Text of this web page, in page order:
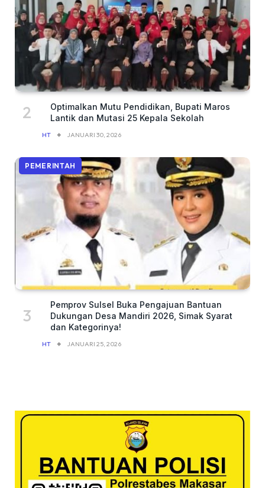
Optimalkan Mutu Pendidikan, Bupati Maros
Lantik dan Mutasi 25 Kepala Sekolah
HT JANUARI 30, 2026
PEMERINTAH
Pemprov Sulsel Buka Pengajuan Bantuan
Dukungan Desa Mandiri 2026, Simak Syarat
dan Kategorinya!
HT JANUARI 25, 2026